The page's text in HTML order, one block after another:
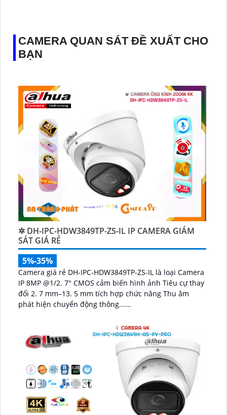
CAMERA QUAN SÁT ĐỀ XUẤT CHO
BẠN
✲ DH-IPC-HDW3849TP-ZS-IL IP CAMERA GIÁM
SÁT GIÁ RẺ
5%-35%
Camera giá rẻ DH-IPC-HDW3849TP-ZS-IL là loại Camera
IP 8MP @1/2. 7" CMOS cảm biến hình ảnh Tiêu cự thay
đổi 2. 7 mm–13. 5 mm tích hợp chức năng Thu âm
phát hiện chuyển động thông......